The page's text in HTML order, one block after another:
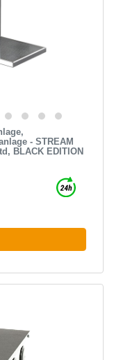
- STREAM
BLACK EDITION